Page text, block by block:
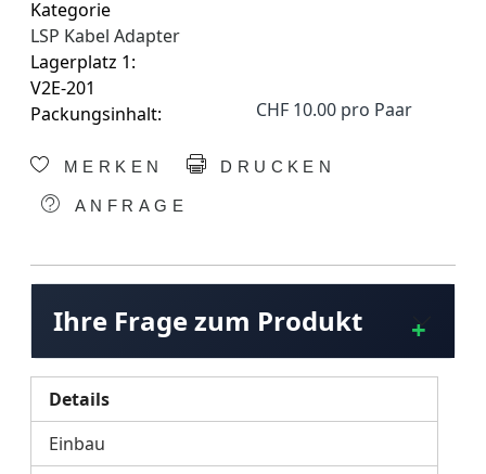
Kategorie
LSP Kabel Adapter
Lagerplatz 1:
V2E-201
Packungsinhalt:
CHF 10.00 pro Paar
MERKEN DRUCKEN
ANFRAGE
Ihre Frage zum Produkt
Details
Einbau